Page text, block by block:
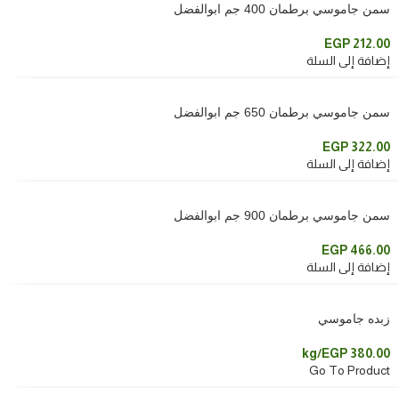
سمن جاموسي برطمان 400 جم ابوالفضل
EGP 212.00
إضافة إلى السلة
سمن جاموسي برطمان 650 جم ابوالفضل
EGP 322.00
إضافة إلى السلة
سمن جاموسي برطمان 900 جم ابوالفضل
EGP 466.00
إضافة إلى السلة
زبده جاموسي
EGP 380.00
/kg
Go To Product